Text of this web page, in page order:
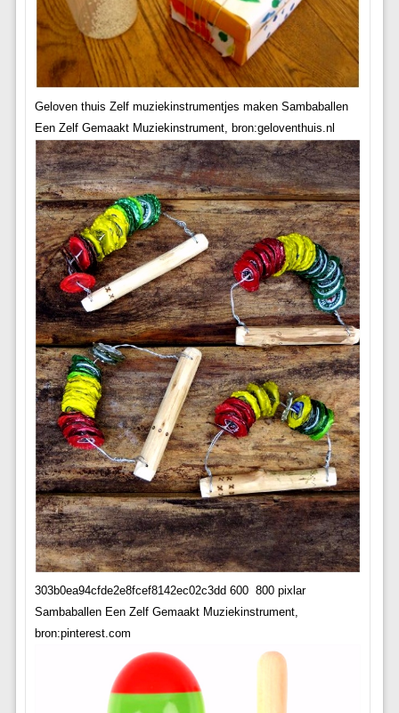
Geloven thuis Zelf muziekinstrumentjes maken Sambaballen
Een Zelf Gemaakt Muziekinstrument, bron:geloventhuis.nl
303b0ea94cfde2e8fcef8142ec02c3dd 600  800 pixlar
Sambaballen Een Zelf Gemaakt Muziekinstrument,
bron:pinterest.com